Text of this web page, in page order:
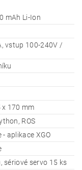
mAh Li-Ion
vstup 100-240V /
x 170 mm
ROS
- aplikace XGO
sériové servo 15 ks